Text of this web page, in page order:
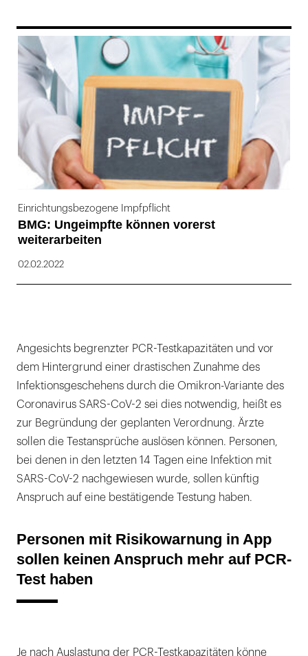
169
Einrichtungsbezogene Impfpflicht
BMG: Ungeimpfte können vorerst
weiterarbeiten
02.02.2022
Angesichts begrenzter PCR-Testkapazitäten und vor
dem Hintergrund einer drastischen Zunahme des
Infektionsgeschehens durch die Omikron-Variante des
Coronavirus SARS-CoV-2 sei dies notwendig, heißt es
zur Begründung der geplanten Verordnung. Ärzte
sollen die Testansprüche auslösen können. Personen,
bei denen in den letzten 14 Tagen eine Infektion mit
SARS-CoV-2 nachgewiesen wurde, sollen künftig
Anspruch auf eine bestätigende Testung haben.
Personen mit Risikowarnung in App
sollen keinen Anspruch mehr auf PCR-
Test haben
Je nach Auslastung der PCR-Testkapazitäten könne